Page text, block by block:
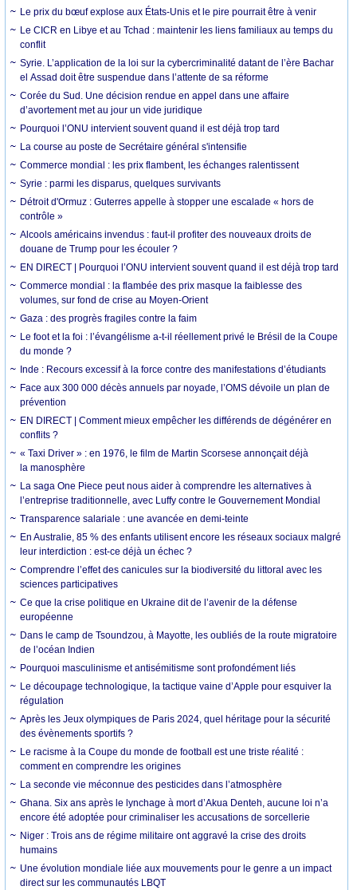
Le prix du bœuf explose aux États-Unis et le pire pourrait être à venir
Le CICR en Libye et au Tchad : maintenir les liens familiaux au temps du
conflit
Syrie. L’application de la loi sur la cybercriminalité datant de l’ère Bachar
el Assad doit être suspendue dans l’attente de sa réforme
Corée du Sud. Une décision rendue en appel dans une affaire
d’avortement met au jour un vide juridique
Pourquoi l’ONU intervient souvent quand il est déjà trop tard
La course au poste de Secrétaire général s'intensifie
Commerce mondial : les prix flambent, les échanges ralentissent
Syrie : parmi les disparus, quelques survivants
Détroit d'Ormuz : Guterres appelle à stopper une escalade « hors de
contrôle »
Alcools américains invendus : faut-il profiter des nouveaux droits de
douane de Trump pour les écouler ?
EN DIRECT | Pourquoi l’ONU intervient souvent quand il est déjà trop tard
Commerce mondial : la flambée des prix masque la faiblesse des
volumes, sur fond de crise au Moyen-Orient
Gaza : des progrès fragiles contre la faim
Le foot et la foi : l’évangélisme a-t-il réellement privé le Brésil de la Coupe
du monde ?
Inde : Recours excessif à la force contre des manifestations d’étudiants
Face aux 300 000 décès annuels par noyade, l’OMS dévoile un plan de
prévention
EN DIRECT | Comment mieux empêcher les différends de dégénérer en
conflits ?
« Taxi Driver » : en 1976, le film de Martin Scorsese annonçait déjà
la manosphère
La saga One Piece peut nous aider à comprendre les alternatives à
l’entreprise traditionnelle, avec Luffy contre le Gouvernement Mondial
Transparence salariale : une avancée en demi-teinte
En Australie, 85 % des enfants utilisent encore les réseaux sociaux malgré
leur interdiction : est-ce déjà un échec ?
Comprendre l’effet des canicules sur la biodiversité du littoral avec les
sciences participatives
Ce que la crise politique en Ukraine dit de l’avenir de la défense
européenne
Dans le camp de Tsoundzou, à Mayotte, les oubliés de la route migratoire
de l’océan Indien
Pourquoi masculinisme et antisémitisme sont profondément liés
Le découpage technologique, la tactique vaine d’Apple pour esquiver la
régulation
Après les Jeux olympiques de Paris 2024, quel héritage pour la sécurité
des évènements sportifs ?
Le racisme à la Coupe du monde de football est une triste réalité :
comment en comprendre les origines
La seconde vie méconnue des pesticides dans l’atmosphère
Ghana. Six ans après le lynchage à mort d’Akua Denteh, aucune loi n’a
encore été adoptée pour criminaliser les accusations de sorcellerie
Niger : Trois ans de régime militaire ont aggravé la crise des droits
humains
Une évolution mondiale liée aux mouvements pour le genre a un impact
direct sur les communautés LBQT